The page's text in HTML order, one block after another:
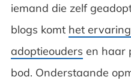
iemand die zelf
blogs komt het
adoptieouders en haar
bod. Onderstaande